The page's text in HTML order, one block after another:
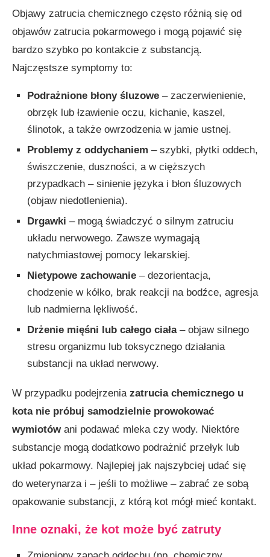
Objawy zatrucia chemicznego często różnią się od
objawów zatrucia pokarmowego i mogą pojawić się
bardzo szybko po kontakcie z substancją.
Najczęstsze symptomy to:
Podrażnione błony śluzowe – zaczerwienienie,
obrzęk lub łzawienie oczu, kichanie, kaszel,
ślinotok, a także owrzodzenia w jamie ustnej.
Problemy z oddychaniem – szybki, płytki oddech,
świszczenie, duszności, a w cięższych
przypadkach – sinienie języka i błon śluzowych
(objaw niedotlenienia).
Drgawki – mogą świadczyć o silnym zatruciu
układu nerwowego. Zawsze wymagają
natychmiastowej pomocy lekarskiej.
Nietypowe zachowanie – dezorientacja,
chodzenie w kółko, brak reakcji na bodźce, agresja
lub nadmierna lękliwość.
Drżenie mięśni lub całego ciała– objaw silnego
stresu organizmu lub toksycznego działania
substancji na układ nerwowy.
W przypadku podejrzenia zatrucia chemicznego u
kota nie próbuj samodzielnie prowokować
wymiotówani podawać mleka czy wody. Niektóre
substancje mogą dodatkowo podrażnić przełyk lub
układ pokarmowy. Najlepiej jak najszybciej udać się
do weterynarza i – jeśli to możliwe – zabrać ze sobą
opakowanie substancji, z którą kot mógł mieć kontakt.
Inne oznaki, że kot może być zatruty